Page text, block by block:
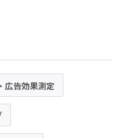
広告効果測定